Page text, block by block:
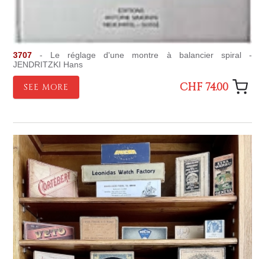
3707 - Le réglage d'une montre à balancier spiral -
JENDRITZKI Hans
SEE MORE CHF 74.00